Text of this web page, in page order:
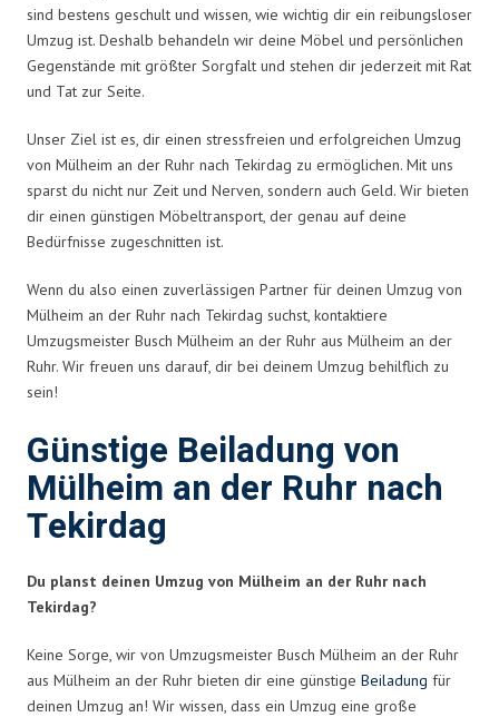
sind bestens geschult und wissen, wie wichtig dir ein reibungsloser
Umzug ist. Deshalb behandeln wir deine Möbel und persönlichen
Gegenstände mit größter Sorgfalt und stehen dir jederzeit mit Rat
und Tat zur Seite.
Unser Ziel ist es, dir einen stressfreien und erfolgreichen Umzug
von Mülheim an der Ruhr nach Tekirdag zu ermöglichen. Mit uns
sparst du nicht nur Zeit und Nerven, sondern auch Geld. Wir bieten
dir einen günstigen Möbeltransport, der genau auf deine
Bedürfnisse zugeschnitten ist.
Wenn du also einen zuverlässigen Partner für deinen Umzug von
Mülheim an der Ruhr nach Tekirdag suchst, kontaktiere
Umzugsmeister Busch Mülheim an der Ruhr aus Mülheim an der
Ruhr. Wir freuen uns darauf, dir bei deinem Umzug behilflich zu
sein!
Günstige Beiladung von
Mülheim an der Ruhr nach
Tekirdag
Du planst deinen Umzug von Mülheim an der Ruhr nach
Tekirdag?
Keine Sorge, wir von Umzugsmeister Busch Mülheim an der Ruhr
aus Mülheim an der Ruhr bieten dir eine günstige Beiladung für
deinen Umzug an! Wir wissen, dass ein Umzug eine große